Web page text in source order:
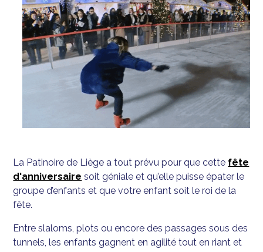
La Patinoire de Liège a tout prévu pour que cette fête
d'anniversaire soit géniale et qu’elle puisse épater le
groupe d’enfants et que votre enfant soit le roi de la
fête.
Entre slaloms, plots ou encore des passages sous des
tunnels, les enfants gagnent en agilité tout en riant et